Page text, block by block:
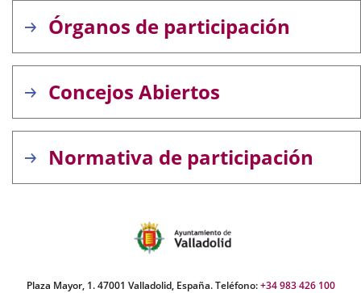
Órganos de participación
Concejos Abiertos
Normativa de participación
Plaza Mayor, 1. 47001 Valladolid, España. Teléfono:+34 983 426 100